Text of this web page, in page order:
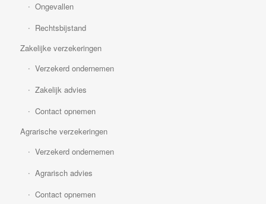
Ongevallen
Rechtsbijstand
Zakelijke verzekeringen
Verzekerd ondernemen
Zakelijk advies
Contact opnemen
Agrarische verzekeringen
Verzekerd ondernemen
Agrarisch advies
Contact opnemen